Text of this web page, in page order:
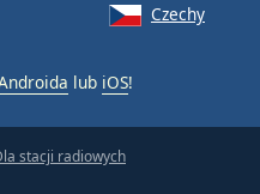
Czechy
lub iOS!
stacji radiowych